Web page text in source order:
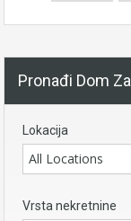
Pronađi Dom
Lokacija
All Locations
Vrsta nekretnine